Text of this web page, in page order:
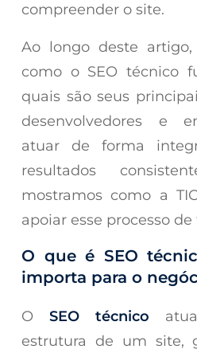
compreender o site.
Ao longo deste
como o SEO técnico
quais são seus
desenvolvedores e
atuar de forma
resultados
mostramos como a
apoiar esse processo
O que é SEO
importa para o
OSEO técnico
estrutura de um site,